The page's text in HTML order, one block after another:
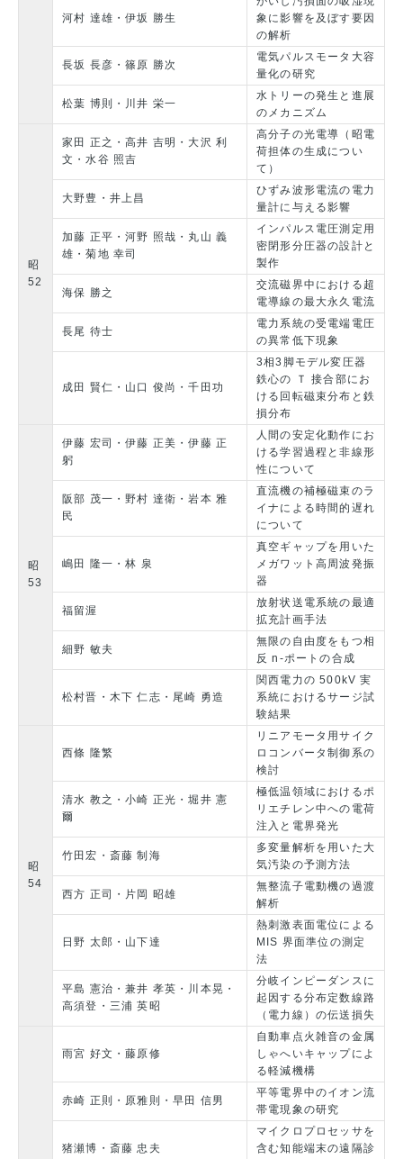
河村 達雄・伊坂 勝生
象に影響を及ぼす要因
の解析
長坂 長彦・篠原 勝次
電気パルスモータ大容
量化の研究
松葉 博則・川井 栄一
水トリーの発生と進展
のメカニズム
昭
52
家田 正之・高井 吉明・大沢 利
文・水谷 照吉
高分子の光電導（昭電
荷担体の生成につい
て）
大野豊・井上昌
ひずみ波形電流の電力
量計に与える影響
加藤 正平・河野 照哉・丸山 義
雄・菊地 幸司
インパルス電圧測定用
密閉形分圧器の設計と
製作
海保 勝之
交流磁界中における超
電導線の最大永久電流
長尾 待士
電力系統の受電端電圧
の異常低下現象
成田 賢仁・山口 俊尚・千田功
3相3脚モデル変圧器
鉄心の Ｔ 接合部にお
ける回転磁束分布と鉄
損分布
昭
53
伊藤 宏司・伊藤 正美・伊藤 正
躬
人間の安定化動作にお
ける学習過程と非線形
性について
阪部 茂一・野村 達衛・岩本 雅
民
直流機の補極磁束のラ
イナによる時間的遅れ
について
嶋田 隆一・林 泉
真空ギャップを用いた
メガワット高周波発振
器
福留渥
放射状送電系統の最適
拡充計画手法
細野 敏夫
無限の自由度をもつ相
反 n-ポートの合成
松村晋・木下 仁志・尾崎 勇造
関西電力の 500kV 実
系統におけるサージ試
験結果
昭
54
西條 隆繁
リニアモータ用サイク
ロコンバータ制御系の
検討
清水 教之・小崎 正光・堀井 憲
爾
極低温領域におけるポ
リエチレン中への電荷
注入と電界発光
竹田宏・斎藤 制海
多変量解析を用いた大
気汚染の予測方法
西方 正司・片岡 昭雄
無整流子電動機の過渡
解析
日野 太郎・山下達
熱刺激表面電位による
MIS 界面準位の測定
法
平島 憲治・兼井 孝英・川本晃・
高須登・三浦 英昭
分岐インピーダンスに
起因する分布定数線路
（電力線）の伝送損失
雨宮 好文・藤原修
自動車点火雑音の金属
しゃへいキャップによ
る軽減機構
赤崎 正則・原雅則・早田 信男
平等電界中のイオン流
帯電現象の研究
猪瀬博・斎藤 忠夫
マイクロプロセッサを
含む知能端末の遠隔診